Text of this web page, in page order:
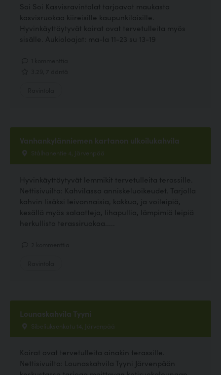
Soi Soi Kasvisravintolat tarjoavat maukasta
kasvisruokaa kiireisille kaupunkilaisille.
Hyvinkäyttäytyvät koirat ovat tervetulleita myös
sisälle. Aukioloajat: ma-la 11-23 su 13-19
Vanhankylänniemen kartanon ulkoilukahvila
Stålhanentie 4, Järvenpää
Hyvinkäyttäytyvät lemmikit tervetulleita terassille.
Nettisivuilta: Kahvilassa anniskeluoikeudet. Tarjolla
kahvin lisäksi leivonnaisia, kakkua, ja voileipiä,
kesällä myös salaatteja, lihapullia, lämpimiä leipiä
herkullista terassiruokaa.....
Lounaskahvila Tyyni
Sibeliuksenkatu 14, Järvenpää
Koirat ovat tervetulleita ainakin terassille.
Nettisivuilta: Lounaskahvila Tyyni Järvenpään